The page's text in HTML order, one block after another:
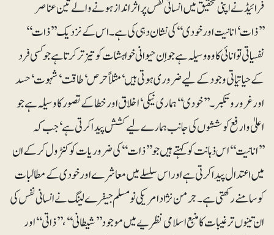
فرائیڈ نے اپنی تحقیق میں انسانی نفس پر اثرانداز ہونے والے تین عناصر
’’ذات‘ انانیت اور خودی‘‘ کی نشان دہی کی ہے۔ اس کے نزدیک ’’ذات‘‘
نفسیاتی توانائی کا وہ وسیلہ ہے جو اِن حیوانی خواہشات کو تیز تر کرتا ہے جو کسی فرد
کے حیاتیاتی وجود کے لیے ضروری ہوتی ہیں‘ مثلاً حرص‘ طاقت‘ شہوت‘ حسد
اور غرور و تکبر۔ ’’خودی‘‘ ہماری نیکی‘ اخلاق اور خطا کے تصور کا وسیلہ ہے جو
اعلیٰ و ارفع کوششوں کی جانب ہمارے لیے کشش پیدا کرتی ہے ‘ جب کہ
’’انانیت‘‘ اس ذہانت کو کہتے ہیں جو ’’ذات‘‘ کی ضروریات کو کنٹرول کرکے ان
میں اعتدال پیدا کرتی ہے اور اس سلسلے میں معاشرے اور خودی کے مطالبات
کو سامنے رکھتی ہے۔ جرمن نژاد امریکی نومسلم جیفرے لینگ نے انسانی نفس کی
ان تینوں ترغیبات کا منبع اسلامی نظریے میں موجود ’’شیطانی‘‘،’’ذاتی‘‘ اور